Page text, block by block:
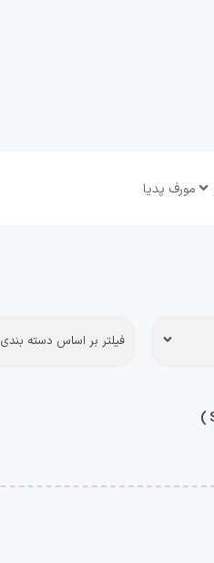
مورف پدیا
فیلتر بر اساس دسته بندی